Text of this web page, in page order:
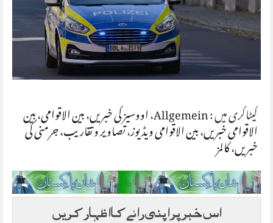
کیٹاگری میں :Allgemein،اووسیز کی خبریں،بین الاقوامی،بین الاقوامی خبریں،بین الاقوامی ویڈیوز،تصاویر و تقاریب،جرمنی کی خبریں،کالمز
اس خبر پر اپنی رائے کا اظہار کریں